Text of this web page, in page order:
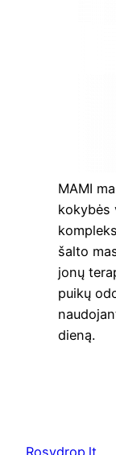
MAMI
kokybės
šalto
jonų
puikų
dieną.